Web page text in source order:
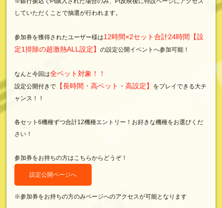
していただくことで抽選が行われます。
参加券を獲得されたユーザー様は12時間×2セット合計24時間【設
定1排除の超激熱ALL設定】の設定公開イベントへ参加可能！
なんと今回は全ベット対象！！
設定公開付きで 【長時間・高ベット・高設定】
をプレイできる大チ
ャンス！！
各セット6機種ずつ合計12機種エントリー！お好きな機種をお選びくだ
さい！
参加券をお持ちの方はこちらからどうぞ！
設定公開ページへ
※参加券をお持ちの方のみページへのアクセスが可能となります